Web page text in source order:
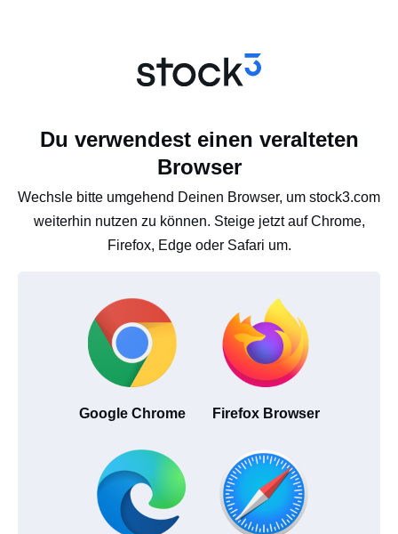
Du verwendest einen veralteten
Browser
Wechsle bitte umgehend Deinen Browser, um stock3.com
weiterhin nutzen zu können. Steige jetzt auf Chrome,
Firefox, Edge oder Safari um.
Google Chrome Firefox Browser